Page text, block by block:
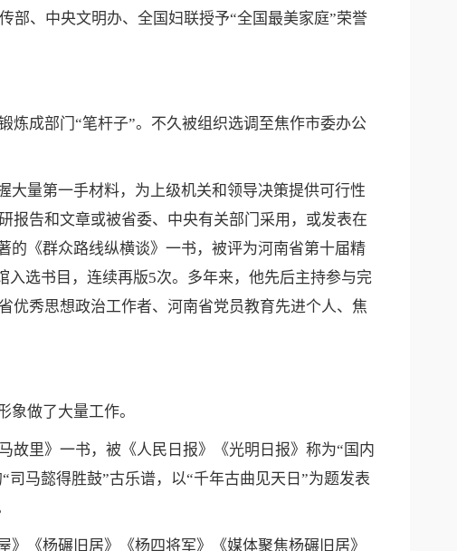
部、中央文明办、全国妇联授予“全国最美家庭”荣誉
成部门“笔杆子”。不久被组织选调至焦作市委办公
量第一手材料，为上级机关和领导决策提供可行性
报告和文章或被省委、中央有关部门采用，或发表在
的《群众路线纵横谈》一书，被评为河南省第十届精
选书目，连续再版5次。多年来，他先后主持参与完
优秀思想政治工作者、河南省党员教育先进个人、焦
做了大量工作。
里》一书，被《人民日报》《光明日报》称为“国内
马懿得胜鼓”古乐谱，以“千年古曲见天日”为题发表
《杨碾旧居》《杨四将军》《媒体聚焦杨碾旧居》